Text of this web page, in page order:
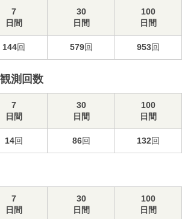
7
日間
30
日間
100
日間
144回 579回 953回
測回数
7
日間
30
日間
100
日間
14回 86回 132回
7
日間
30
日間
100
日間